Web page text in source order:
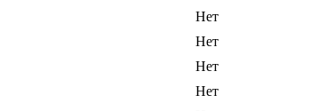
Нет
Нет
Нет
Нет